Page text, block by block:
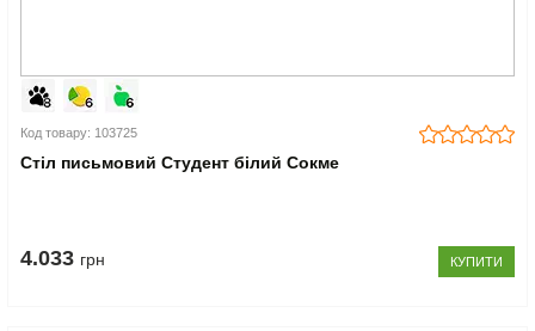
Код товару: 103725
Стіл письмовий Студент білий Сокме
4.033 грн КУПИТИ